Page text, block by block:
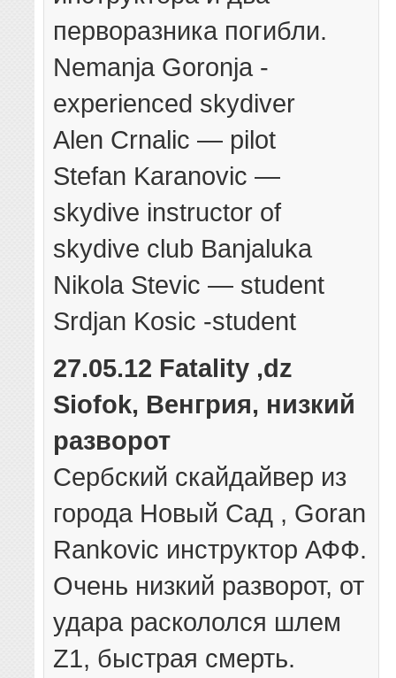
перворазника погибли.
Nemanja Goronja -
experienced skydiver
Alen Crnalic — pilot
Stefan Karanovic —
skydive instructor of
skydive club Banjaluka
Nikola Stevic — student
Srdjan Kosic -student
27.05.12 Fatality ,dz
Siofok, Венгрия, низкий
разворот
Сербский скайдайвер из
города Новый Сад , Goran
Rankovic инструктор АФФ.
Очень низкий разворот, от
удара раскололся шлем
Z1, быстрая смерть.